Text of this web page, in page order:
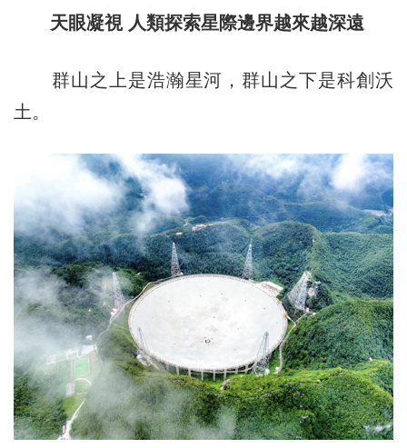
天眼凝視 人類探索星際邊界越來越深遠
群山之上是浩瀚星河，群山之下是科創沃
土。